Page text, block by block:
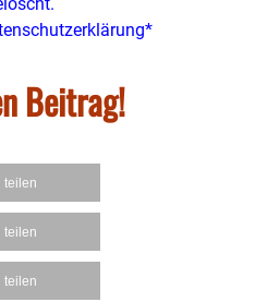
Beitrag!
teilen
teilen
teilen